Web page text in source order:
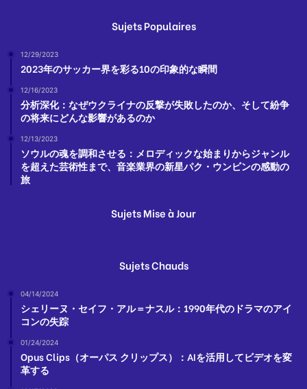
Sujets Populaires
12/29/2023
2023年のサッカー界を彩る10の印象的な瞬間
12/16/2023
分析深化：なぜウクライナの反撃が失敗したのか、そして紛争
の将来にどんな影響があるのか
12/13/2023
ソウルの魂を調和させる：メロディックな始まりからジャンル
を超えた芸術性まで、音楽業界の新星パク・ウンビンの感動の
旅
Sujets Mise à Jour
Sujets Chauds
04/14/2024
シェリーヌ・セイフ・アル＝ナスル：1990年代のドラマのアイ
コンの失踪
01/24/2024
Opus Clips（オーパス クリップス）：AIを活用してビデオを変
革する